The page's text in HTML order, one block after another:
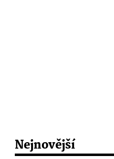
Nejnovější